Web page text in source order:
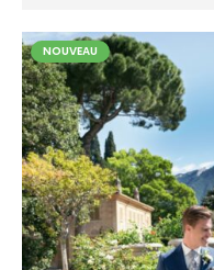
NOUVEAU